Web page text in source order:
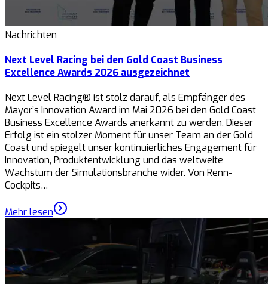
Nachrichten
Next Level Racing bei den Gold Coast Business
Excellence Awards 2026 ausgezeichnet
Next Level Racing® ist stolz darauf, als Empfänger des
Mayor’s Innovation Award im Mai 2026 bei den Gold Coast
Business Excellence Awards anerkannt zu werden. Dieser
Erfolg ist ein stolzer Moment für unser Team an der Gold
Coast und spiegelt unser kontinuierliches Engagement für
Innovation, Produktentwicklung und das weltweite
Wachstum der Simulationsbranche wider. Von Renn-
Cockpits…
Mehr lesen